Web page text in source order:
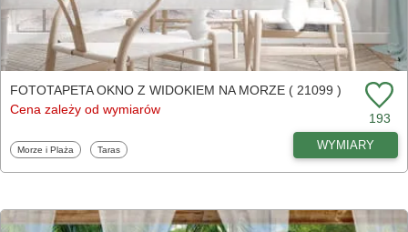
FOTOTAPETA OKNO Z WIDOKIEM NA MORZE ( 21099 )
Cena zależy od wymiarów
193
Fototapety
Morze i Plaża Fototapety
Taras WYMIARY